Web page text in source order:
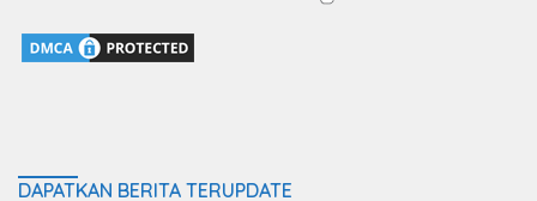
DAPATKAN BERITA TERUPDATE